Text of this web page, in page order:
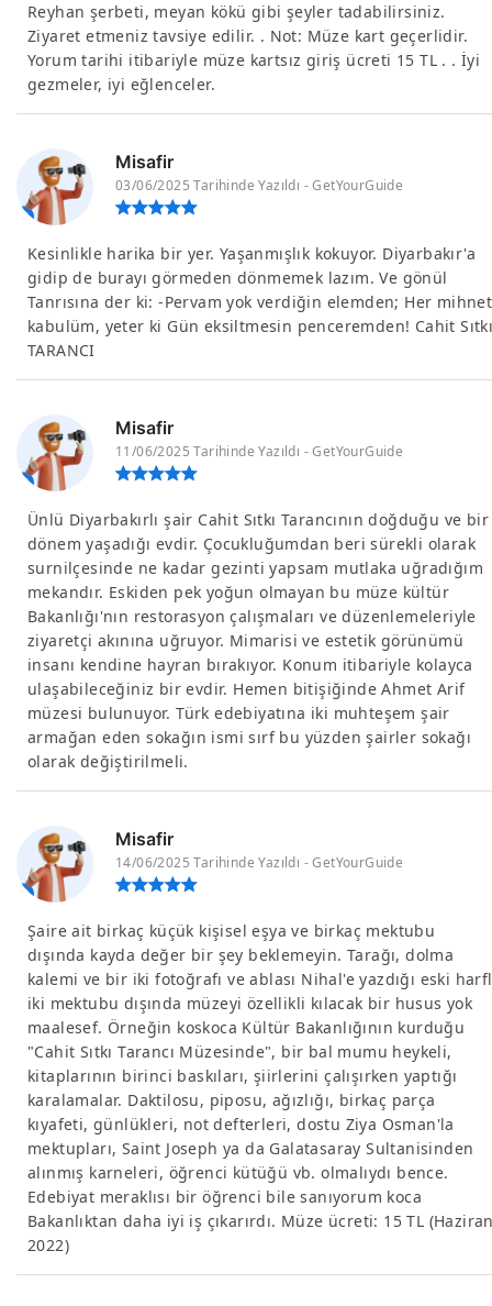
Reyhan şerbeti, meyan kökü gibi şeyler tadabilirsiniz.
Ziyaret etmeniz tavsiye edilir. . Not: Müze kart geçerlidir.
Yorum tarihi itibariyle müze kartsız giriş ücreti 15 TL . . İyi
gezmeler, iyi eğlenceler.
Misafir
03/06/2025 Tarihinde Yazıldı - GetYourGuide
Kesinlikle harika bir yer. Yaşanmışlık kokuyor. Diyarbakır'a
gidip de burayı görmeden dönmemek lazım. Ve gönül
Tanrısına der ki: -Pervam yok verdiğin elemden; Her mihnet
kabulüm, yeter ki Gün eksiltmesin penceremden! Cahit
TARANCI
Misafir
11/06/2025 Tarihinde Yazıldı - GetYourGuide
Ünlü Diyarbakırlı şair Cahit Sıtkı Tarancının doğduğu ve bir
dönem yaşadığı evdir. Çocukluğumdan beri sürekli olarak
surnilçesinde ne kadar gezinti yapsam mutlaka uğradığım
mekandır. Eskiden pek yoğun olmayan bu müze kültür
Bakanlığı'nın restorasyon çalışmaları ve düzenlemeleriyle
ziyaretçi akınına uğruyor. Mimarisi ve estetik görünümü
insanı kendine hayran bırakıyor. Konum itibariyle kolayca
ulaşabileceğiniz bir evdir. Hemen bitişiğinde Ahmet Arif
müzesi bulunuyor. Türk edebiyatına iki muhteşem şair
armağan eden sokağın ismi sırf bu yüzden şairler sokağı
olarak değiştirilmeli.
Misafir
14/06/2025 Tarihinde Yazıldı - GetYourGuide
Şaire ait birkaç küçük kişisel eşya ve birkaç mektubu
dışında kayda değer bir şey beklemeyin. Tarağı, dolma
kalemi ve bir iki fotoğrafı ve ablası Nihal'e yazdığı eski
iki mektubu dışında müzeyi özellikli kılacak bir husus yok
maalesef. Örneğin koskoca Kültür Bakanlığının kurduğu
"Cahit Sıtkı Tarancı Müzesinde", bir bal mumu heykeli,
kitaplarının birinci baskıları, şiirlerini çalışırken yaptığı
karalamalar. Daktilosu, piposu, ağızlığı, birkaç parça
kıyafeti, günlükleri, not defterleri, dostu Ziya Osman'la
mektupları, Saint Joseph ya da Galatasaray Sultanisinden
alınmış karneleri, öğrenci kütüğü vb. olmalıydı bence.
Edebiyat meraklısı bir öğrenci bile sanıyorum koca
Bakanlıktan daha iyi iş çıkarırdı. Müze ücreti: 15 TL
2022)